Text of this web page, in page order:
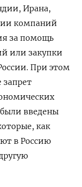
Ирана,
компаний
за помощь
или закупки
При этом
введены
как
в Россию